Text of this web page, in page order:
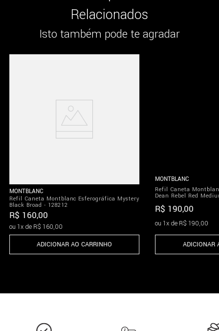
Relacionados
Isto também pode te agradar
MONTBLANC
Refil Caneta Montblanc Esferográfica Mystery
Black Broad - 128212
R$ 160,00
ou1x deR$160,00
ADICIONAR AO CARRINHO
MONTBLANC
Refil Caneta
Dean Rebel Red
R$ 190,00
ou 1x de R$ 190,00
ADICIONAR